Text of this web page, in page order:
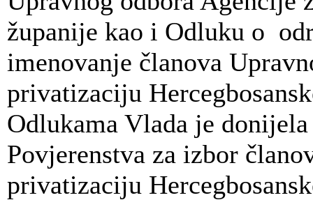
županije kao i Odluku o
imenovanje članova
privatizaciju
Odlukama Vlada je
Povjerenstva za izbor
privatizaciju